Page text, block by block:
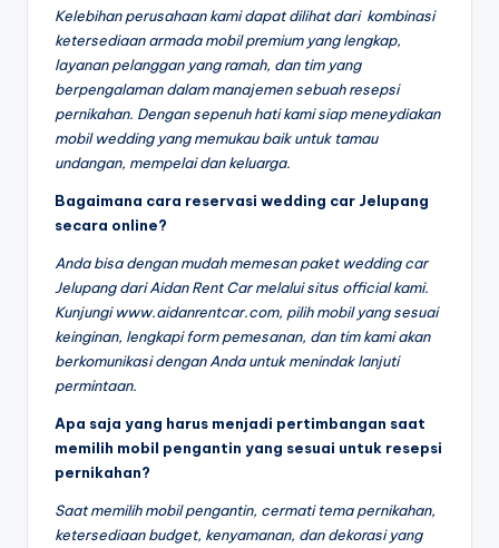
Kelebihan perusahaan kami dapat dilihat dari kombinasi
ketersediaan armada mobil premium yang lengkap,
layanan pelanggan yang ramah, dan tim yang
berpengalaman dalam manajemen sebuah resepsi
pernikahan. Dengan sepenuh hati kami siap meneydiakan
mobil wedding yang memukau baik untuk tamau
undangan, mempelai dan keluarga.
Bagaimana cara reservasi wedding car Jelupang
secara online?
Anda bisa dengan mudah memesan paket wedding car
Jelupang dari Aidan Rent Car melalui situs official kami.
Kunjungi www.aidanrentcar.com, pilih mobil yang sesuai
keinginan, lengkapi form pemesanan, dan tim kami akan
berkomunikasi dengan Anda untuk menindak lanjuti
permintaan.
Apa saja yang harus menjadi pertimbangan saat
memilih mobil pengantin yang sesuai untuk resepsi
pernikahan?
Saat memilih mobil pengantin, cermati tema pernikahan,
ketersediaan budget, kenyamanan, dan dekorasi yang